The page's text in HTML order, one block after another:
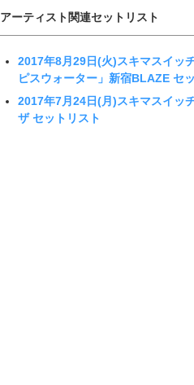
アーティスト関連セットリスト
2017年8月29日(火)スキマスイッ
ピスウォーター」新宿BLAZE セ
2017年7月24日(月)スキマスイッ
ザ セットリスト